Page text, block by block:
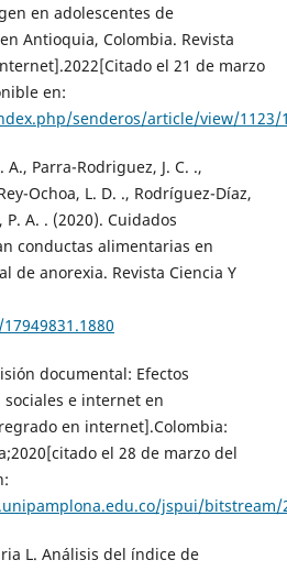
en adolescentes de
Antioquia, Colombia. Revista
el 21 de marzo
en:
senderos/article/view/1123/
Parra-Rodriguez, J. C. .,
Ochoa, L. D. ., Rodríguez-Díaz,
P. A. . (2020). Cuidados
conductas alimentarias en
de anorexia. Revista Ciencia Y
documental: Efectos
e internet en
en internet].Colombia:
el 28 de marzo del
jspui/bitstream/
L. Análisis del índice de